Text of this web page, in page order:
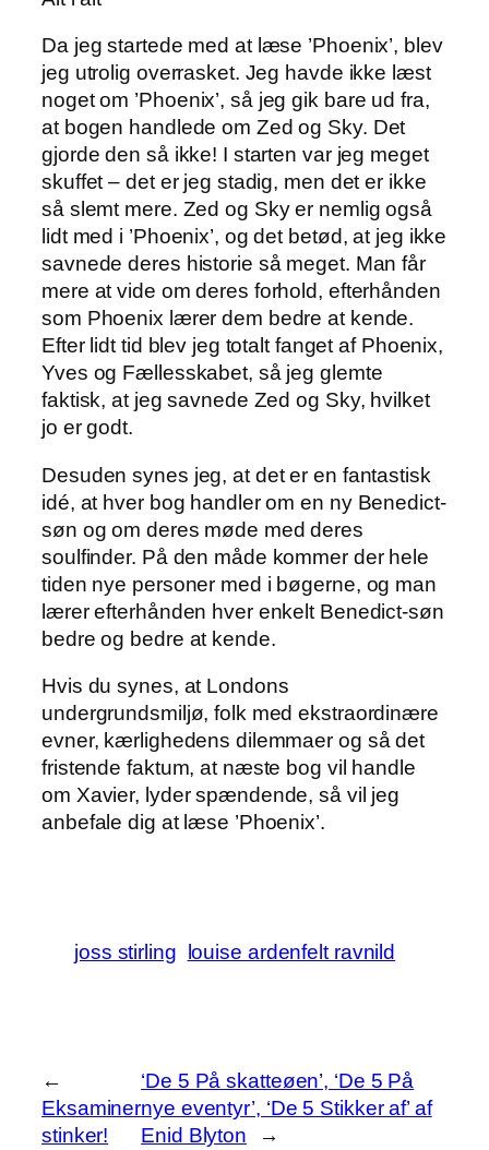
Da jeg startede med at læse ’Phoenix’, blev
jeg utrolig overrasket. Jeg havde ikke læst
noget om ’Phoenix’, så jeg gik bare ud fra,
at bogen handlede om Zed og Sky. Det
gjorde den så ikke! I starten var jeg meget
skuffet – det er jeg stadig, men det er ikke
så slemt mere. Zed og Sky er nemlig også
lidt med i ’Phoenix’, og det betød, at jeg ikke
savnede deres historie så meget. Man får
mere at vide om deres forhold, efterhånden
som Phoenix lærer dem bedre at kende.
Efter lidt tid blev jeg totalt fanget af Phoenix,
Yves og Fællesskabet, så jeg glemte
faktisk, at jeg savnede Zed og Sky, hvilket
jo er godt.
Desuden synes jeg, at det er en fantastisk
idé, at hver bog handler om en ny Benedict-
søn og om deres møde med deres
soulfinder. På den måde kommer der hele
tiden nye personer med i bøgerne, og man
lærer efterhånden hver enkelt Benedict-søn
bedre og bedre at kende.
Hvis du synes, at Londons
undergrundsmiljø, folk med ekstraordinære
evner, kærlighedens dilemmaer og så det
fristende faktum, at næste bog vil handle
om Xavier, lyder spændende, så vil jeg
anbefale dig at læse ’Phoenix’.
joss stirling louise ardenfelt ravnild
←
Eksaminer
stinker!
‘De 5 På skatteøen’, ‘De 5 På
nye eventyr’, ‘De 5 Stikker af’ af
Enid Blyton
→